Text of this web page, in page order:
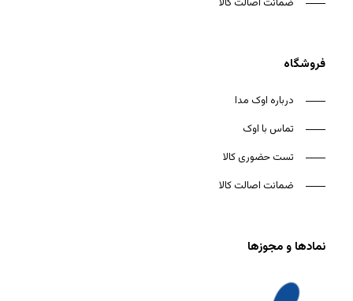
فروشگاه
درباره اوک مدا
تماس با اوک
تست حضوری کالا
ضمانت اصالت کالا
نمادها و مجوزها